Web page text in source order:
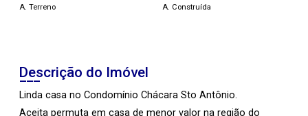
A. Terreno A. Construída
Descrição do Imóvel
Linda casa no Condomínio Chácara Sto Antônio.
Aceita permuta em casa de menor valor na região do